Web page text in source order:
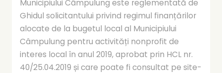
Municipiului Câmpulung este reglementată de
Ghidul solicitantului privind regimul finanțărilor
alocate de la bugetul local al Municipiului
Câmpulung pentru activități nonprofit de
interes local în anul 2019, aprobat prin HCL nr.
40/25.04.2019 și care poate fi consultat pe site-